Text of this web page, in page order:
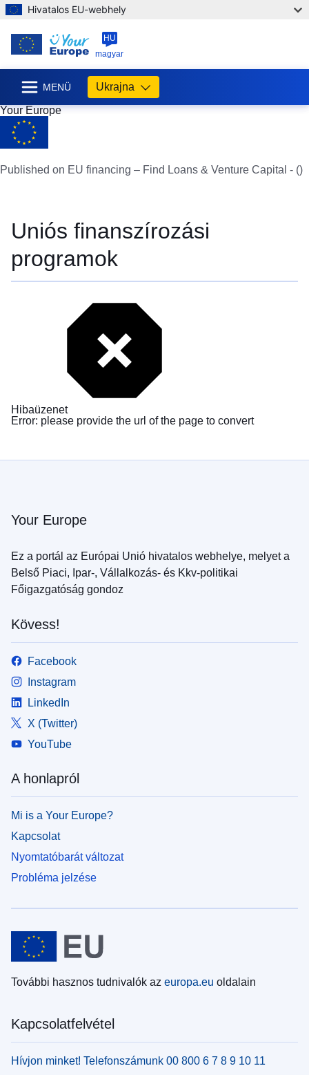
Hivatalos EU-webhely
HU
magyar
MENÜ
Ukrajna
Your Europe
Published on EU financing – Find Loans & Venture Capital - ()
Uniós finanszírozási
programok
Hibaüzenet
Error: please provide the url of the page to convert
Your Europe
Ez a portál az Európai Unió hivatalos webhelye, melyet a
Belső Piaci, Ipar-, Vállalkozás- és Kkv-politikai
Főigazgatóság gondoz
Kövess!
Facebook
Instagram
LinkedIn
X (Twitter)
YouTube
A honlapról
Mi is a Your Europe?
Kapcsolat
Nyomtatóbarát változat
Probléma jelzése
További hasznos tudnivalók az europa.eu oldalain
Kapcsolatfelvétel
Hívjon minket! Telefonszámunk 00 800 6 7 8 9 10 11